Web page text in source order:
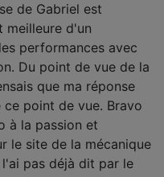
de Gabriel est
meilleure d'un
performances avec
Du point de vue de la
que ma réponse
ce point de vue. Bravo
à la passion et
le site de la mécanique
pas déjà dit par le